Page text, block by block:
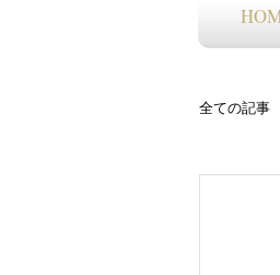
全ての記事
ビ